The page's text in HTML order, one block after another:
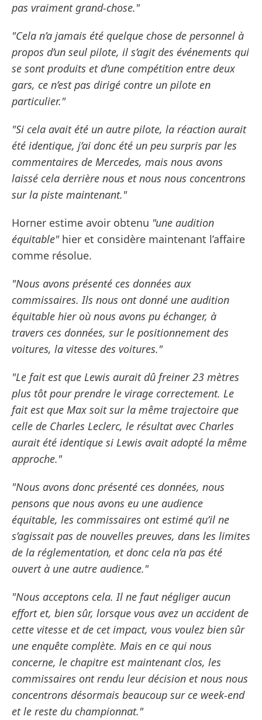
pas vraiment grand-chose."
"Cela n’a jamais été quelque chose de personnel à
propos d’un seul pilote, il s’agit des événements qui
se sont produits et d’une compétition entre deux
gars, ce n’est pas dirigé contre un pilote en
particulier."
"Si cela avait été un autre pilote, la réaction aurait
été identique, j’ai donc été un peu surpris par les
commentaires de Mercedes, mais nous avons
laissé cela derrière nous et nous nous concentrons
sur la piste maintenant."
Horner estime avoir obtenu "une audition
équitable"hier et considère maintenant l’affaire
comme résolue.
"Nous avons présenté ces données aux
commissaires. Ils nous ont donné une audition
équitable hier où nous avons pu échanger, à
travers ces données, sur le positionnement des
voitures, la vitesse des voitures."
"Le fait est que Lewis aurait dû freiner 23 mètres
plus tôt pour prendre le virage correctement. Le
fait est que Max soit sur la même trajectoire que
celle de Charles Leclerc, le résultat avec Charles
aurait été identique si Lewis avait adopté la même
approche."
"Nous avons donc présenté ces données, nous
pensons que nous avons eu une audience
équitable, les commissaires ont estimé qu’il ne
s’agissait pas de nouvelles preuves, dans les limites
de la réglementation, et donc cela n’a pas été
ouvert à une autre audience."
"Nous acceptons cela. Il ne faut négliger aucun
effort et, bien sûr, lorsque vous avez un accident de
cette vitesse et de cet impact, vous voulez bien sûr
une enquête complète. Mais en ce qui nous
concerne, le chapitre est maintenant clos, les
commissaires ont rendu leur décision et nous nous
concentrons désormais beaucoup sur ce week-end
et le reste du championnat."